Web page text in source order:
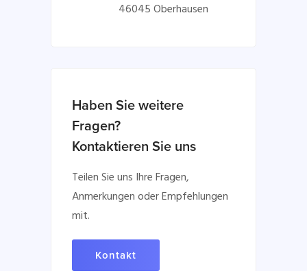
46045 Oberhausen
Haben Sie weitere
Fragen?
Kontaktieren Sie uns
Teilen Sie uns Ihre Fragen,
Anmerkungen oder Empfehlungen
mit.
Kontakt